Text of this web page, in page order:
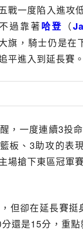
戰一度陷入進攻
過靠著哈登 （
旗，騎士仍是
平進入到延長賽。
，一度連續3投
板、3助攻的表
場搶下東區冠軍
但卻在延長賽
還是15分，重